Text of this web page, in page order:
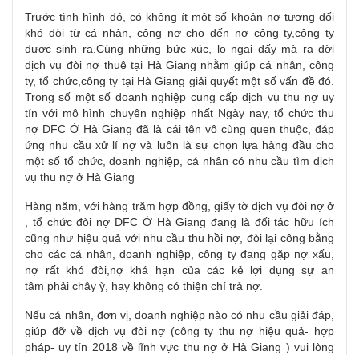
Trước tình hình đó, có không ít một số khoản nợ tương đối
khó đòi từ cá nhân, công nợ cho đến nợ công ty,công ty
được sinh ra.Cùng những bức xúc, lo ngại đấy mà ra đời
dịch vụ đòi nợ thuê tại Hà Giang nhằm giúp cá nhân,công
ty,tổ chức,công ty tại Hà Giang giải quyết một số vấn đề đó.
Trong số một số doanh nghiệp cung cấp dịch vụthu nợuy
tín với mô hình chuyên nghiệp nhất Ngày nay,tổ chức thu
nợ DFC Ở Hà Giang đã là cái tên vô cùng quen thuộc, đáp
ứng nhu cầu xử lí nợ và luôn là sự chọn lựa hàng đầu cho
một số tổ chức,doanh nghiệp , cá nhân có nhu cầutìm dịch
vụ thu nợ ở Hà Giang
Hàng năm, với hàng trăm hợp đồng,giấy tờ dịch vụ đòi nợở
tổ chức đòi nợ DFC Ở Hà Giang đang là đối tác hữu ích
cũng như hiệu quả với nhu cầu thu hồi nợ, đòi lại công bằng
cho các cá nhân,doanh nghiệp,công tyđang gặp nợ xấu,
nợ rất khó đòi,nợ khá hạn của các kẻ lợi dụng sự an
tâm phải chây ỳ, hay không có thiện chí trả nợ.
Nếu cá nhân, đơn vị ,doanh nghiệpnào có nhu cầu giải đáp
giúp đỡ về dịch vụ đòi nợ (công ty thu nợ hiệu quả- hợp
pháp- uy tín 2018 về lĩnh vực thu nợở Hà Giang ) vui lòng